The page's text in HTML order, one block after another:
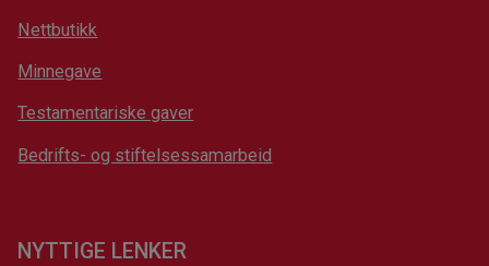
Nettbutikk
Minnegave
Testamentariske gaver
Bedrifts- og stiftelsessamarbeid
NYTTIGE LENKER